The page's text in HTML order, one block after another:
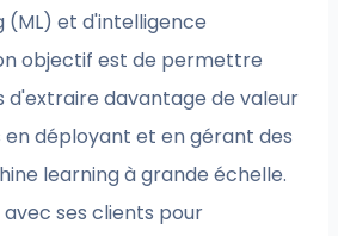
(ML) et d'intelligence
objectif est de permettre
d'extraire davantage de valeur
en déployant et en gérant des
learning à grande échelle.
ses clients pour